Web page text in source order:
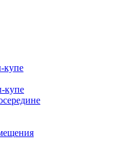
купе
купе